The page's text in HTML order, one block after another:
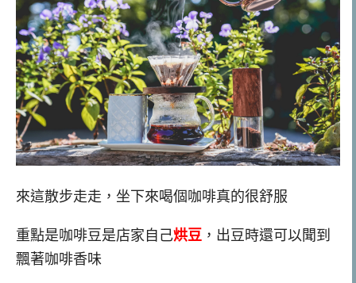
來這散步走走，坐下來喝個咖啡真的很舒服
重點是咖啡豆是店家自己烘豆 ，出豆時還可以聞到
飄著咖啡香味